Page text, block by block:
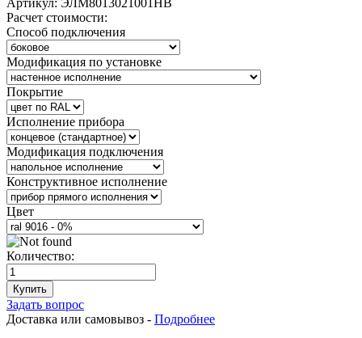
Расчет стоимости:
Способ подключения
Модификация по установке
Покрытие
Исполнение прибора
Модификация подключения
Конструктивное исполнение
Цвет
Количество:
Купить
Задать вопрос
Доставка или самовывоз - Подробнее